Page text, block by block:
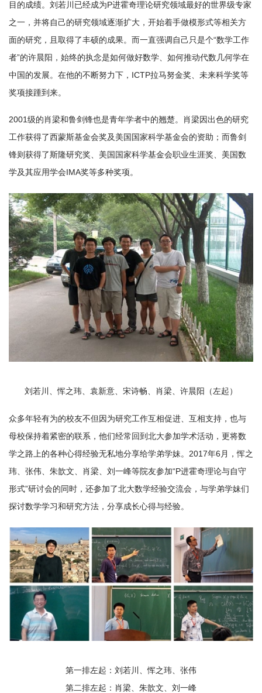
目的成绩。刘若川已经成为P进霍奇理论研究领域最好的世界级专家
之一，并将自己的研究领域逐渐扩大，开始着手做模形式等相关方
面的研究，且取得了丰硕的成果。而一直强调自己只是个“数学工作
者”的许晨阳，始终的执念是如何做好数学、如何推动代数几何学在
中国的发展。在他的不断努力下，ICTP拉马努金奖、未来科学奖等
奖项接踵到来。
2001级的肖梁和鲁剑锋也是青年学者中的翘楚。肖梁因出色的研究
工作获得了西蒙斯基金会奖及美国国家科学基金会的资助；而鲁剑
锋则获得了斯隆研究奖、美国国家科学基金会职业生涯奖、美国数
学及其应用学会IMA奖等多种奖项。
刘若川、恽之玮、袁新意、宋诗畅、肖梁、许晨阳（左起）
众多年轻有为的校友不但因为研究工作互相促进、互相支持，也与
母校保持着紧密的联系，他们经常回到北大参加学术活动，更将数
学之路上的各种心得经验无私地分享给学弟学妹。2017年6月，恽之
玮、张伟、朱歆文、肖梁、刘一峰等院友参加“P进霍奇理论与自守
形式”研讨会的同时，还参加了北大数学经验交流会，与学弟学妹们
探讨数学学习和研究方法，分享成长心得与经验。
第一排左起：刘若川、恽之玮、张伟
第二排左起：肖梁、朱歆文、刘一峰